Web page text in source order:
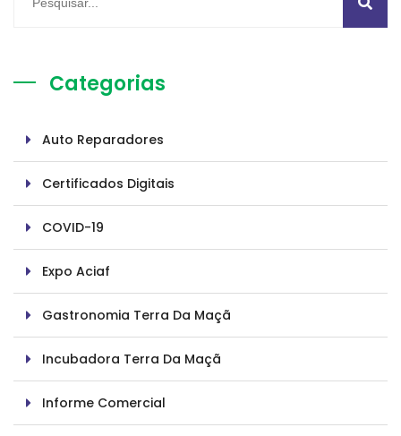
Categorias
Auto Reparadores
Certificados Digitais
COVID-19
Expo Aciaf
Gastronomia Terra Da Maçã
Incubadora Terra Da Maçã
Informe Comercial